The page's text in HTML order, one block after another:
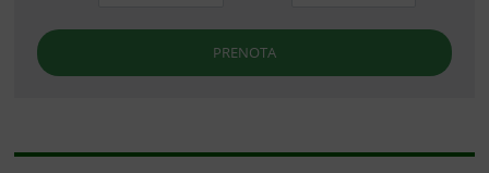
PRENOTA